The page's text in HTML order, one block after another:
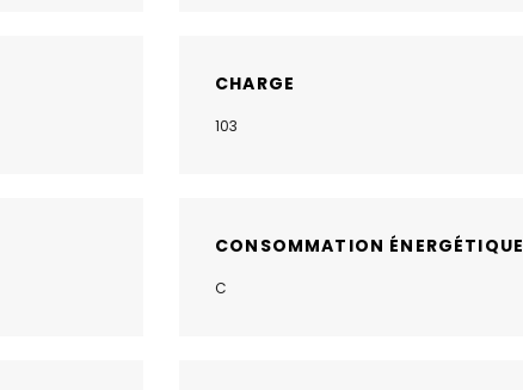
CHARGE
103
CONSOMMATION ÉNERGÉTIQUE
C